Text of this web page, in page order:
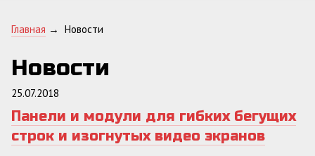
Главная → Новости
Новости
25.07.2018
Панели и модули для гибких бегущих
строк и изогнутых видео экранов